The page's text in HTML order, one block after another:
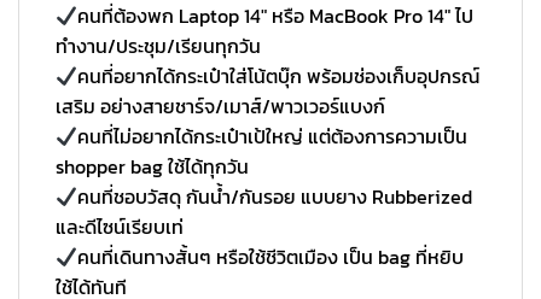
คนที่ต้องพก Laptop 14″ หรือ MacBook Pro 14″ ไป
ทำงาน/ประชุม/เรียนทุกวัน
คนที่อยากได้กระเป๋าใส่โน้ตบุ๊ก พร้อมช่องเก็บอุปกรณ์
เสริม อย่างสายชาร์จ/เมาส์/พาวเวอร์แบงก์
คนที่ไม่อยากได้กระเป๋าเป้ใหญ่ แต่ต้องการความเป็น
shopper bag ใช้ได้ทุกวัน
คนที่ชอบวัสดุ กันน้ำ/กันรอย แบบยาง Rubberized
และดีไซน์เรียบเท่
คนที่เดินทางสั้นๆ หรือใช้ชีวิตเมือง เป็น bag ที่หยิบ
ใช้ได้ทันที